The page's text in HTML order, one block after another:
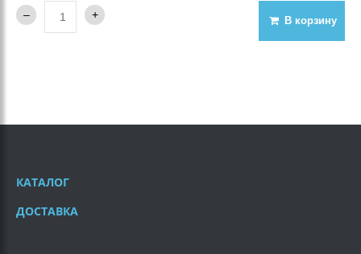
В корзину
КАТАЛОГ
ДОСТАВКА